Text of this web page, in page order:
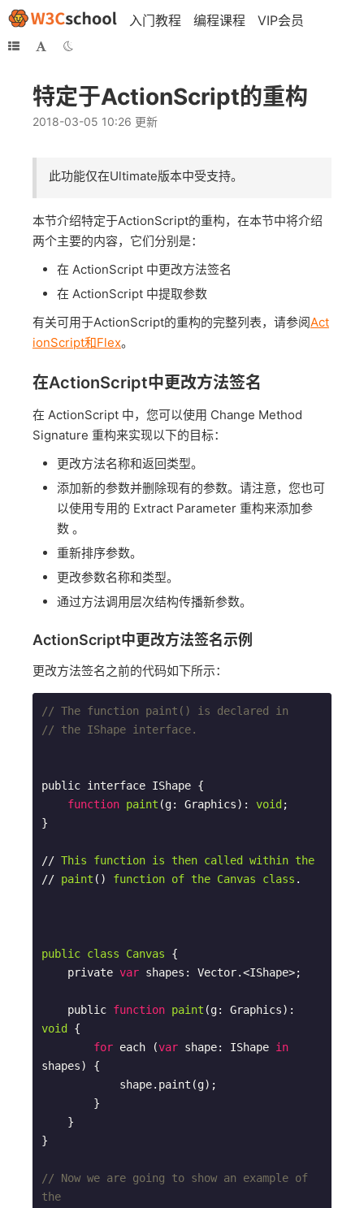
入门教程 编程课程 VIP会员
特定于ActionScript的重构
2018-03-05 10:26 更新
此功能仅在Ultimate版本中受支持。
本节介绍特定于ActionScript的重构，在本节中将介绍
两个主要的内容，它们分别是：
在 ActionScript 中更改方法签名
在 ActionScript 中提取参数
有关可用于ActionScript的重构的完整列表，请参阅Act
ionScript和Flex。
在ActionScript中更改方法签名
在 ActionScript 中，您可以使用 Change Method
Signature 重构来实现以下的目标：
更改方法名称和返回类型。
添加新的参数并删除现有的参数。请注意，您也可
以使用专用的 Extract Parameter 重构来添加参
数 。
重新排序参数。
更改参数名称和类型。
通过方法调用层次结构传播新参数。
ActionScript中更改方法签名示例
更改方法签名之前的代码如下所示：
// The function paint() is declared in
// the IShape interface.
public interface IShape {
function paint (g: Graphics): void ;
}
// This function is then called within the
// paint ( ) function of the Canvas class .
public class Canvas
{
    private
var shapes: Vector.<IShape>;
    public
function paint (g: Graphics
void
{
for each (var shape: IShape in
shapes) {
}
// Now we are going to show an example of
the